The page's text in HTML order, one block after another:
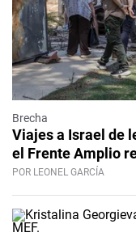
Brecha
Viajes a Israel de
el Frente Amplio
POR LEONEL GARCÍA